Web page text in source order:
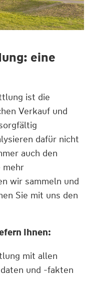
eine
ist die
Verkauf und
dafür nicht
auch den
mehr
wir sammeln und
Sie mit uns den
Ihnen:
mit allen
und -fakten